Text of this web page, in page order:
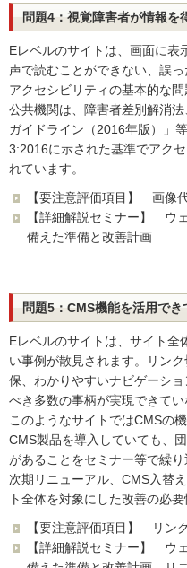
問題4：視覚障害者が情報を
Eレベルのサイトは、画面に表
声で読むことができない、誤
アクセシビリティの基本的な
公共機関は、障害者差別解消
ガイドライン（2016年版）」
3:2016に示された基準でアク
れています。
【要注意評価項目】 画像
【詳細解説セミナー】 ウ
備えた準備と改善計画
問題5：CMS機能を活用でき
Eレベルのサイトは、サイト全
い事例が散見されます。リン
保、わかりやすいナビゲーシ
べき多数の事柄が実現できてい
このようなサイトではCMSの
CMS製品を導入していても、
があることをセミナー等で繰り
次期リニューアル、CMS入替
ト全体を対象にした改善の必
【要注意評価項目】 リン
【詳細解説セミナー】 ウ